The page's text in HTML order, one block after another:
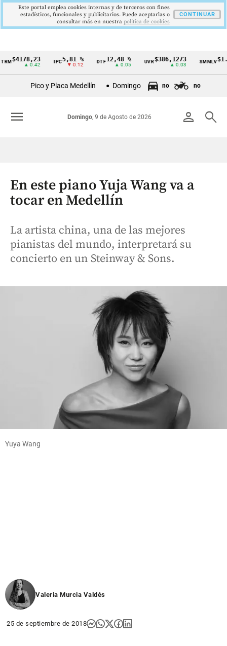
Cintillo
Colombia
▲ 0.42
IPC 5,81 %
▼ 0.12
DTF 12,48 %
▲ 0.05
UVR $386,1273
▲ 0.03
SMMLV
Pico y Placa Medellín Domingo no no
person search
Domingo, 9 de Agosto de 2026
menu
En este piano Yuja Wang va a
tocar en Medellín
La artista china, una de las mejores
pianistas del mundo, interpretará su
concierto en un Steinway & Sons.
Yuya Wang
Valeria Murcia Valdés
25 de septiembre de 2018
Este portal emplea cookies internas y de terceros con fines
estadísticos, funcionales y publicitarios. Puede aceptarlas o
consultar más en nuestra politica de cookies
CONTINUAR